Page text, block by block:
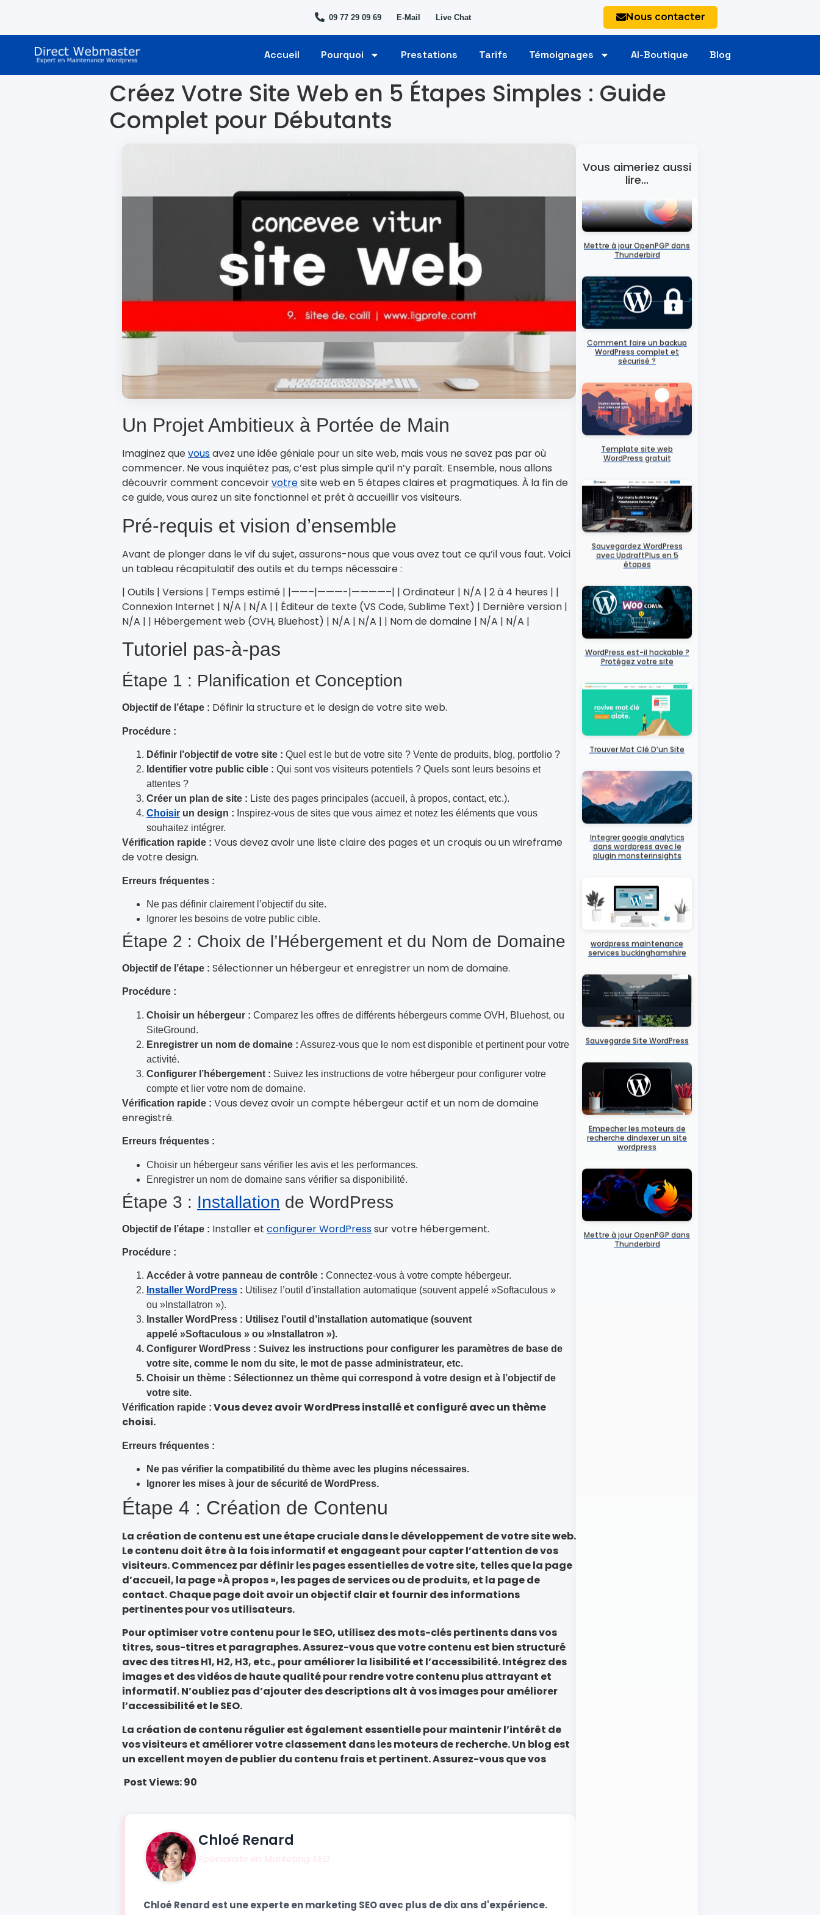
09 77 29 09 69 E-Mail Live Chat Nous contacter
Accueil Pourquoi Prestations Tarifs Témoignages AI-Boutique Blog
Créez Votre Site Web en 5 Étapes Simples : Guide
Complet pour Débutants
Un Projet Ambitieux à Portée de Main
Imaginez quevousavez une idée géniale pour un site web, mais vous ne savez pas par où
commencer. Ne vous inquiétez pas, c’est plus simple qu’il n’y paraît. Ensemble, nous allons
découvrir comment concevoirvotresite web en 5 étapes claires et pragmatiques. À la fin de
ce guide, vous aurez un site fonctionnel et prêt à accueillir vos visiteurs.
Pré-requis et vision d’ensemble
Avant de plonger dans le vif du sujet, assurons-nous que vous avez tout ce qu’il vous faut. Voici
un tableau récapitulatif des outils et du temps nécessaire :
| Outils | Versions | Temps estimé | |——–|———-|————–| | Ordinateur | N/A | 2 à 4 heures | |
Connexion Internet | N/A | N/A | | Éditeur de texte (VS Code, Sublime Text) | Dernière version |
N/A | | Hébergement web (OVH, Bluehost) | N/A | N/A | | Nom de domaine | N/A | N/A |
Tutoriel pas-à-pas
Étape 1 : Planification et Conception
Objectif de l’étape : Définir la structure et le design de votre site web.
Procédure :
Définir l’objectif de votre site : Quel est le but de votre site ? Vente de produits, blog, portfolio ?
Identifier votre public cible : Qui sont vos visiteurs potentiels ? Quels sont leurs besoins et
attentes ?
Créer un plan de site : Liste des pages principales (accueil, à propos, contact, etc.).
Choisir un design : Inspirez-vous de sites que vous aimez et notez les éléments que vous
souhaitez intégrer.
Vérification rapide : Vous devez avoir une liste claire des pages et un croquis ou un wireframe
de votre design.
Erreurs fréquentes :
Ne pas définir clairement l’objectif du site.
Ignorer les besoins de votre public cible.
Étape 2 : Choix de l’Hébergement et du Nom de Domaine
Objectif de l’étape : Sélectionner un hébergeur et enregistrer un nom de domaine.
Procédure :
Choisir un hébergeur : Comparez les offres de différents hébergeurs comme OVH, Bluehost, ou
SiteGround.
Enregistrer un nom de domaine : Assurez-vous que le nom est disponible et pertinent pour votre
activité.
Configurer l’hébergement : Suivez les instructions de votre hébergeur pour configurer votre
compte et lier votre nom de domaine.
Vérification rapide : Vous devez avoir un compte hébergeur actif et un nom de domaine
enregistré.
Erreurs fréquentes :
Choisir un hébergeur sans vérifier les avis et les performances.
Enregistrer un nom de domaine sans vérifier sa disponibilité.
Étape 3 : Installation de WordPress
Objectif de l’étape : Installer et configurer WordPresssur votre hébergement.
Procédure :
Accéder à votre panneau de contrôle : Connectez-vous à votre compte hébergeur.
Installer WordPress : Utilisez l’outil d’installation automatique (souvent appelé »Softaculous »
ou »Installatron »).
Installer WordPress : Utilisez l’outil d’installation automatique (souvent
appelé »Softaculous » ou »Installatron »).
Configurer WordPress : Suivez les instructions pour configurer les paramètres de base de
votre site, comme le nom du site, le mot de passe administrateur, etc.
Choisir un thème : Sélectionnez un thème qui correspond à votre design et à l’objectif de
votre site.
Vérification rapide : Vous devez avoir WordPress installé et configuré avec un thème
choisi.
Erreurs fréquentes :
Ne pas vérifier la compatibilité du thème avec les plugins nécessaires.
Ignorer les mises à jour de sécurité de WordPress.
Étape 4 : Création de Contenu
La création de contenu est une étape cruciale dans le développement de votre site web.
Le contenu doit être à la fois informatif et engageant pour capter l’attention de vos
visiteurs. Commencez par définir les pages essentielles de votre site, telles que la page
d’accueil, la page »À propos », les pages de services ou de produits, et la page de
contact. Chaque page doit avoir un objectif clair et fournir des informations
pertinentes pour vos utilisateurs.
Pour optimiser votre contenu pour le SEO, utilisez des mots-clés pertinents dans vos
titres, sous-titres et paragraphes. Assurez-vous que votre contenu est bien structuré
avec des titres H1, H2, H3, etc., pour améliorer la lisibilité et l’accessibilité. Intégrez des
images et des vidéos de haute qualité pour rendre votre contenu plus attrayant et
informatif. N’oubliez pas d’ajouter des descriptions alt à vos images pour améliorer
l’accessibilité et le SEO.
La création de contenu régulier est également essentielle pour maintenir l’intérêt de
vos visiteurs et améliorer votre classement dans les moteurs de recherche. Un blog est
un excellent moyen de publier du contenu frais et pertinent. Assurez-vous que vos
Post Views:90
Chloé Renard
Spécialiste en Marketing SEO
Chloé Renard est une experte en marketing SEO avec plus de dix ans d'expérience.
Vous aimeriez aussi
lire...
recherche dindexer un site
wordpress
Mettre à jour OpenPGP dans
Comment faire un backup
WordPress complet et
Template site web
Sauvegardez WordPress
avec UpdraftPlus en 5
WordPress est-il hackable ?
Integrer google analytics
dans wordpress avec le
wordpress maintenance
Empecher les moteurs de
recherche dindexer un site
Mettre à jour OpenPGP dans